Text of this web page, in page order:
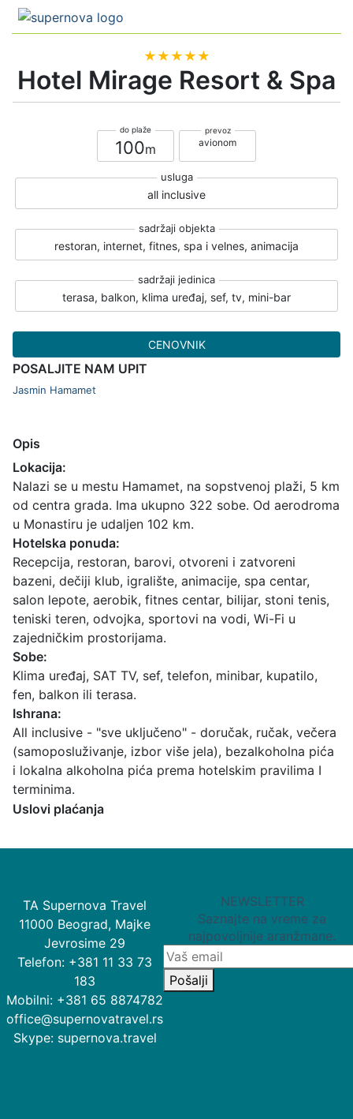
★★★★★
Hotel Mirage Resort & Spa
100 avionom
all inclusive
restoran, internet, fitnes, spa i velnes, animacija
terasa, balkon, klima uređaj, sef, tv, mini-bar
CENOVNIK
POSALJITE NAM UPIT
Jasmin Hamamet
Opis
Lokacija:
Nalazi se u mestu Hamamet, na sopstvenoj plaži, 5 km
od centra grada. Ima ukupno 322 sobe. Od aerodroma
u Monastiru je udaljen 102 km.
Hotelska ponuda:
Recepcija, restoran, barovi, otvoreni i zatvoreni
bazeni, dečiji klub, igralište, animacije, spa centar,
salon lepote, aerobik, fitnes centar, bilijar, stoni tenis,
teniski teren, odvojka, sportovi na vodi, Wi-Fi u
zajedničkim prostorijama.
Sobe:
Klima uređaj, SAT TV, sef, telefon, minibar, kupatilo,
fen, balkon ili terasa.
Ishrana:
All inclusive - "sve uključeno" - doručak, ručak, večera
(samoposluživanje, izbor više jela), bezalkoholna pića
i lokalna alkoholna pića prema hotelskim pravilima I
terminima.
Uslovi plaćanja
TA Supernova Travel
11000 Beograd, Majke
Jevrosime 29
Telefon: +381 11 33 73
183
Mobilni: +381 65 8874782
office@supernovatravel.rs
Skype: supernova.travel
NEWSLETTER
Saznajte na vreme za
najpovoljnije aranžmane.
Pošalji